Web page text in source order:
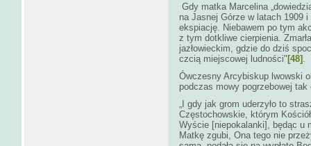
Gdy matka Marcelina
na Jasnej Górze w latach 1909
ekspiację. Niebawem po tym
z tym dotkliwe cierpienia.
jazłowieckim, gdzie do dziś
czcią miejscowej ludności" [48] .
Ówczesny Arcybiskup lwowski
podczas mowy pogrzebowej tak
„I gdy jak grom uderzyło to
Częstochowskie, którym
Wyście [niepokalanki], będąc u
Matkę zgubi, Ona tego nie